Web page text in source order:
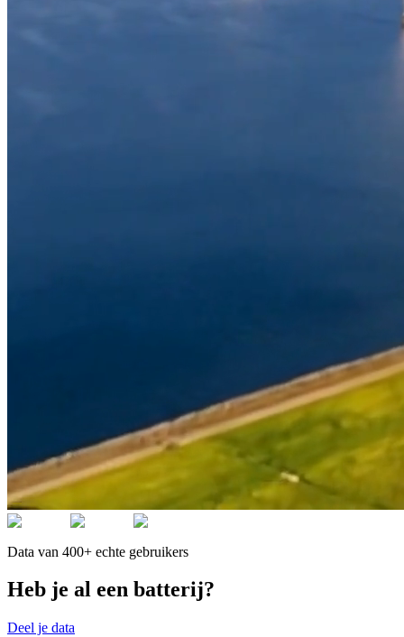
Data van 400+ echte gebruikers
Heb je al een batterij?
Deel je data